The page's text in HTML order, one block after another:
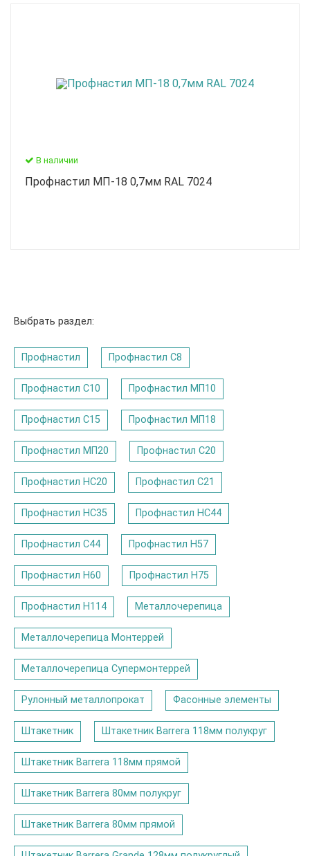
В наличии
Профнастил МП-18 0,7мм RAL 7024
Выбрать раздел:
Профнастил Профнастил C8
Профнастил С10 Профнастил МП10
Профнастил С15 Профнастил МП18
Профнастил МП20 Профнастил С20
Профнастил НС20 Профнастил С21
Профнастил НС35 Профнастил НС44
Профнастил С44 Профнастил Н57
Профнастил Н60 Профнастил Н75
Профнастил Н114 Металлочерепица
Металлочерепица Монтеррей
Металлочерепица Супермонтеррей
Рулонный металлопрокат Фасонные элементы
Штакетник Штакетник Barrera 118мм полукруг
Штакетник Barrera 118мм прямой
Штакетник Barrera 80мм полукруг
Штакетник Barrera 80мм прямой